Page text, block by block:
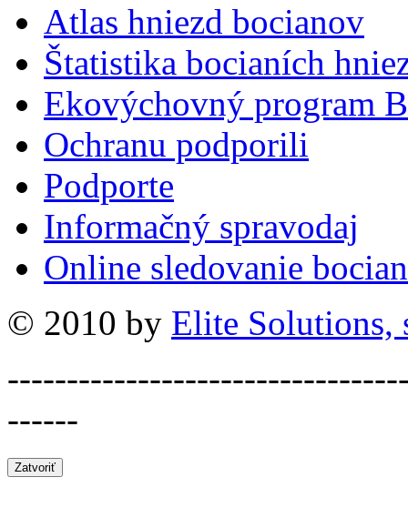
Atlas hniezd bocianov
Štatistika bocianích
Ekovýchovný program
Ochranu podporili
Podporte
Informačný spravodaj
Online sledovanie
© 2010 by Elite Solutions,
------